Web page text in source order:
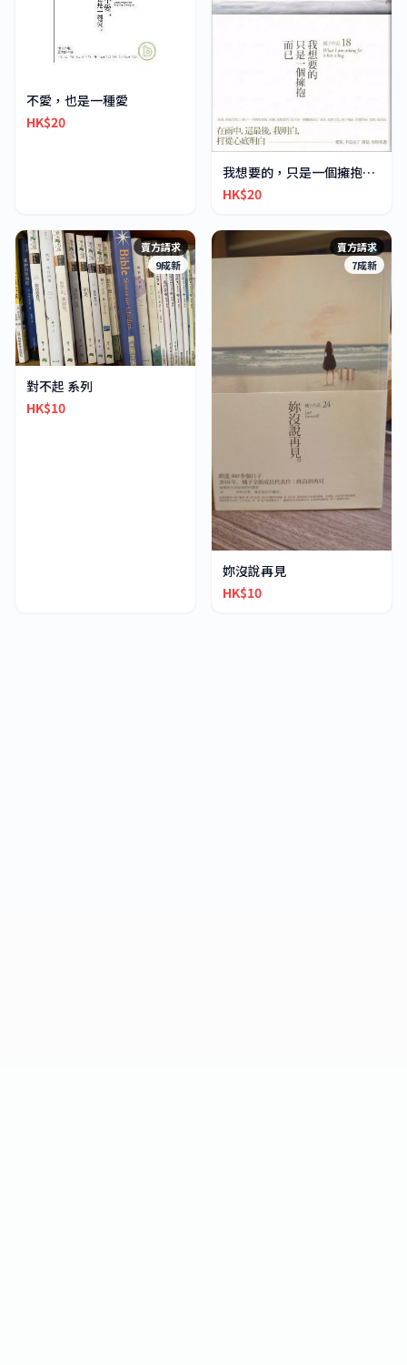
不愛，也是一種愛
HK$20
我想要的，只是一個擁抱而已
HK$20
賣方請求
9成新
對不起 系列
HK$10
賣方請求
7成新
妳沒說再見
HK$10